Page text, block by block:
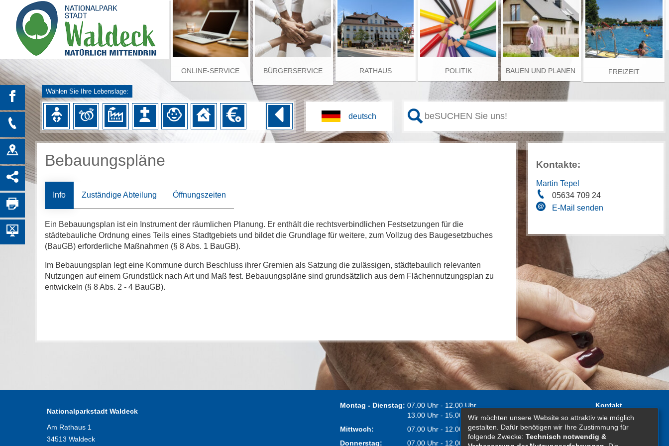
ONLINE-SERVICE BÜRGERSERVICE RATHAUS POLITIK BAUEN UND PLANEN FREIZEIT
Wählen Sie Ihre Lebenslage:
Bebauungspläne
Info Zuständige Abteilung Öffnungszeiten
Ein Bebauungsplan ist ein Instrument der räumlichen Planung. Er enthält die rechtsverbindlichen Festsetzungen für die
städtebauliche Ordnung eines Teils eines Stadtgebiets und bildet die Grundlage für weitere, zum Vollzug des Baugesetzbuches
(BauGB) erforderliche Maßnahmen (§ 8 Abs. 1 BauGB).
Im Bebauungsplan legt eine Kommune durch Beschluss ihrer Gremien als Satzung die zulässigen, städtebaulich relevanten
Nutzungen auf einem Grundstück nach Art und Maß fest. Bebauungspläne sind grundsätzlich aus dem Flächennutzungsplan zu
entwickeln (§ 8 Abs. 2 - 4 BauGB).
Kontakte:
Martin Tepel
05634 709 24
E-Mail senden
Nationalparkstadt Waldeck
Am Rathaus 1
34513 Waldeck
Montag - Dienstag: 07.00 Uhr - 12.00 Uhr
13.00 Uhr - 15.00 Uhr
Mittwoch:
07.00 Uhr - 12.00 Uhr
Donnerstag:
07.00 Uhr - 12.00 Uhr
Kontakt
Impressum
Erklärung zur
Barrierefreiheit
Wir möchten unsere Website so attraktiv wie möglich
gestalten. Dafür benötigen wir Ihre Zustimmung für
folgende Zwecke: Technisch notwendig &